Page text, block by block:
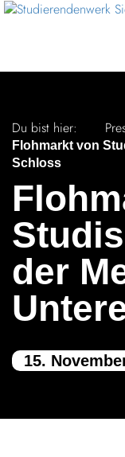
SPRACHE
Gastro
Wohnen
Du bist hier:
Flohmarkt von
Schloss
der
15.